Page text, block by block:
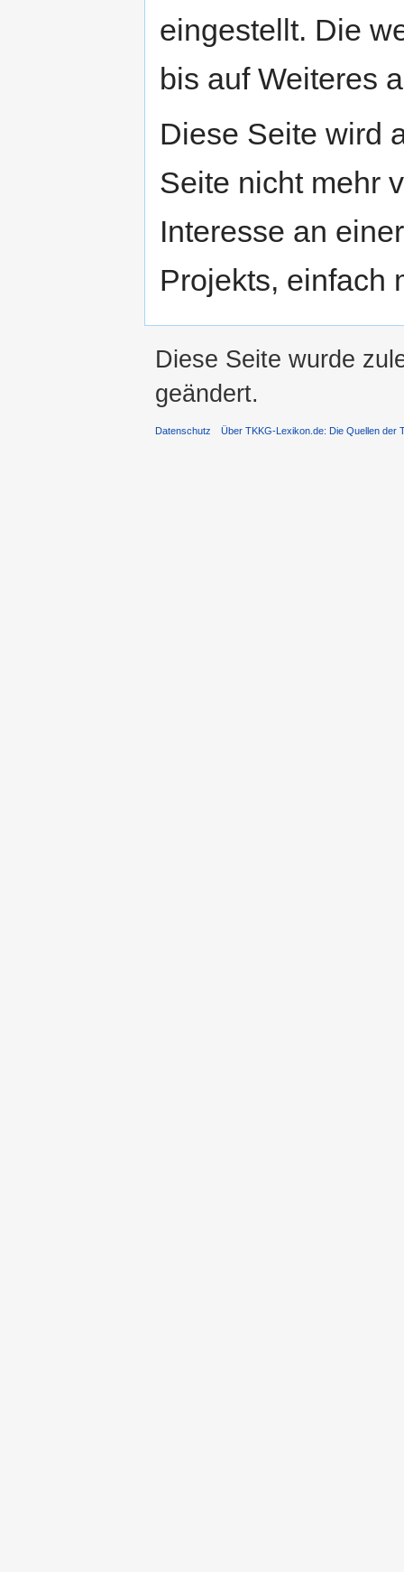
eingestellt. Die
bis auf Weiteres
Diese Seite wird
Seite nicht mehr
Interesse an
Projekts, einfach
Diese Seite wurde
geändert.
Datenschutz Über TKKG-Lexikon.de: Die Quellen der